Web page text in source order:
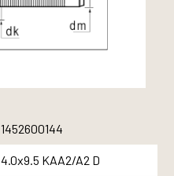
1452600144
4.0x9.5 KAA2/A2 D